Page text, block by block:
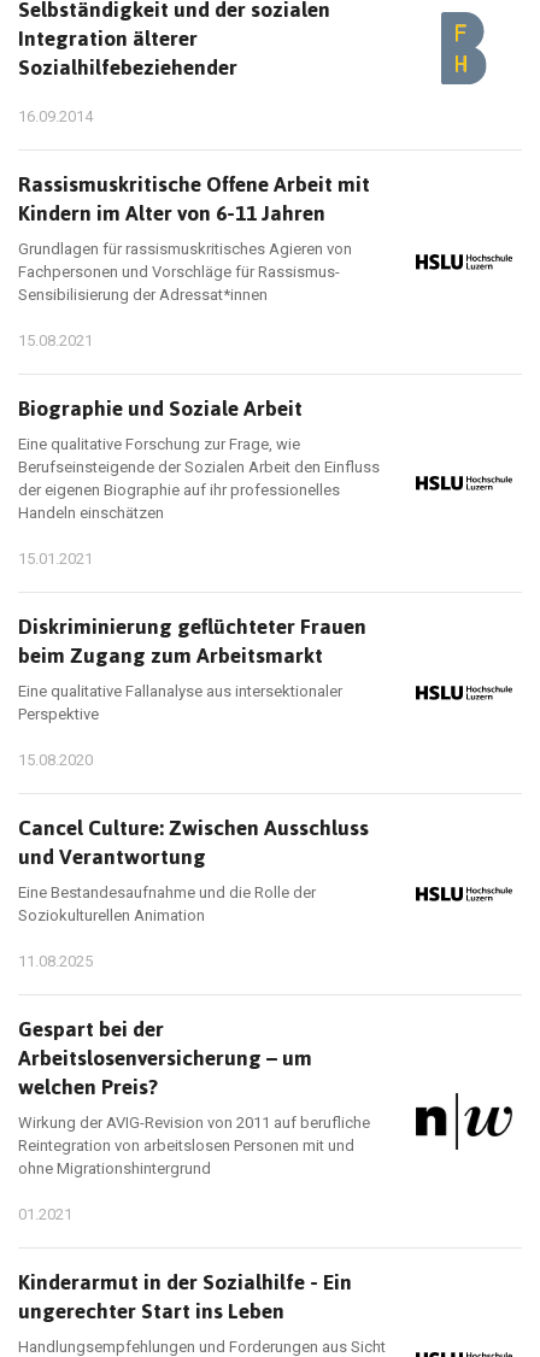
Selbständigkeit und der sozialen
Integration älterer
Sozialhilfebeziehender
16.09.2014
Rassismuskritische Offene Arbeit mit
Kindern im Alter von 6-11 Jahren
Grundlagen für rassismuskritisches Agieren von
Fachpersonen und Vorschläge für Rassismus-
Sensibilisierung der Adressat*innen
15.08.2021
Biographie und Soziale Arbeit
Eine qualitative Forschung zur Frage, wie
Berufseinsteigende der Sozialen Arbeit den Einfluss
der eigenen Biographie auf ihr professionelles
Handeln einschätzen
15.01.2021
Diskriminierung geflüchteter Frauen
beim Zugang zum Arbeitsmarkt
Eine qualitative Fallanalyse aus intersektionaler
Perspektive
15.08.2020
Cancel Culture: Zwischen Ausschluss
und Verantwortung
Eine Bestandesaufnahme und die Rolle der
Soziokulturellen Animation
11.08.2025
Gespart bei der
Arbeitslosenversicherung – um
welchen Preis?
Wirkung der AVIG-Revision von 2011 auf berufliche
Reintegration von arbeitslosen Personen mit und
ohne Migrationshintergrund
01.2021
Kinderarmut in der Sozialhilfe - Ein
ungerechter Start ins Leben
Handlungsempfehlungen und Forderungen aus Sicht